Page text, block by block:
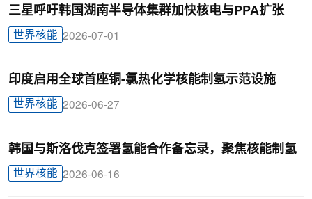
三星呼吁韩国湖南半导体集群加快核电与PPA扩张
世界核能 2026-07-01
印度启用全球首座铜-氯热化学核能制氢示范设施
世界核能 2026-06-27
韩国与斯洛伐克签署氢能合作备忘录，聚焦核能制氢
世界核能 2026-06-16